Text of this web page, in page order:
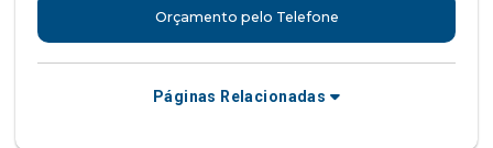
Orçamento pelo Telefone
Páginas Relacionadas